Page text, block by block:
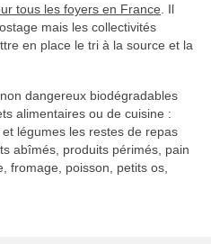
tous les foyers en France . Il
mais les collectivités
en place le tri à la source et la
dangereux biodégradables
alimentaires ou de cuisine :
légumes les restes de repas
abîmés, produits périmés, pain
fromage, poisson, petits os,